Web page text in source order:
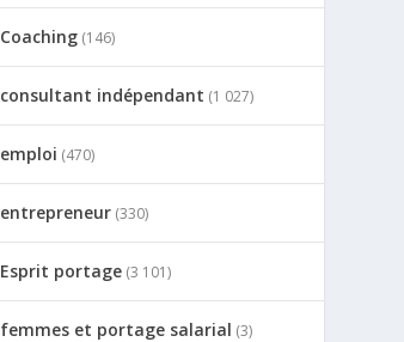
Coaching (146)
consultant indépendant (1 027)
emploi (470)
entrepreneur (330)
Esprit portage (3 101)
femmes et portage salarial (3)